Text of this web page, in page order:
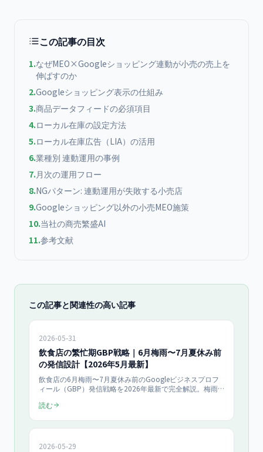
この記事の目次
1.なぜMEO×Googleショッピング連動が小売の売上を
伸ばすのか
2.Googleショッピング表示の仕組み
3.商品データフィードの必須項目
4.ローカル在庫の設定方法
5.ローカル在庫広告（LIA）の活用
6.業種別 連動運用の事例
7.月次の運用フロー
8.NGパターン: 連動運用が失敗する小売店
9.Googleショッピング以外の小売MEO施策
10.当社の商売繁盛AI
11.参考文献
この記事と関連性の高い記事
2026-05-31
飲食店の繁忙期GBP戦略｜6月梅雨〜7月夏休み前
の発信設計【2026年5月最新】
飲食店の6月梅雨〜7月夏休み前のGoogleビジネスプロフ
ィール（GBP）発信戦略を2026年最新で完全解説。梅雨
ー訴求、雨の日対応、テラス席アピールなど業態別の集客
読む
2026-05-29